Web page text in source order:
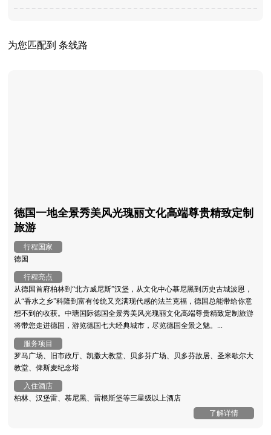
为您匹配到 条线路
德国一地全景秀美风光瑰丽文化高端尊贵精致定制
旅游
行程国家
德国
行程亮点
从德国首府柏林到“北方威尼斯”汉堡，从文化中心慕尼黑到历史古城波恩，
从“香水之乡”科隆到富有传统又充满现代感的法兰克福，德国总能带给你意
想不到的收获。中瑭国际德国全景秀美风光瑰丽文化高端尊贵精致定制旅游
将带您走进德国，游览德国七大经典城市，尽览德国全景之魅。...
服务项目
罗马广场、旧市政厅、凯撒大教堂、贝多芬广场、贝多芬故居、圣米歇尔大
教堂、俾斯麦纪念塔
入住酒店
柏林、汉堡雷、慕尼黑、雷根斯堡等三星级以上酒店
了解详情